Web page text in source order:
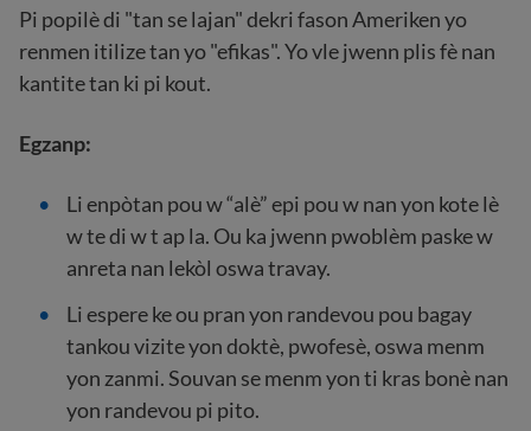
Pi popilè di "tan se lajan" dekri fason Ameriken yo
renmen itilize tan yo "efikas". Yo vle jwenn plis fè nan
kantite tan ki pi kout.
Egzanp:
Li enpòtan pou w “alè” epi pou w nan yon kote lè
w te di w t ap la. Ou ka jwenn pwoblèm paske w
anreta nan lekòl oswa travay.
Li espere ke ou pran yon randevou pou bagay
tankou vizite yon doktè, pwofesè, oswa menm
yon zanmi. Souvan se menm yon ti kras bonè nan
yon randevou pi pito.